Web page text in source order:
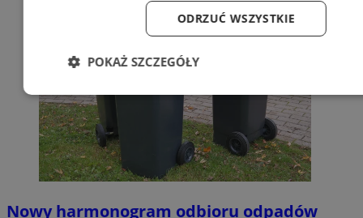
Nowy harmonogram odbioru odpadów
ODRZUĆ WSZYSTKIE
POKAŻ SZCZEGÓŁY
Niezbędne Wydajność
Funkcjonalność